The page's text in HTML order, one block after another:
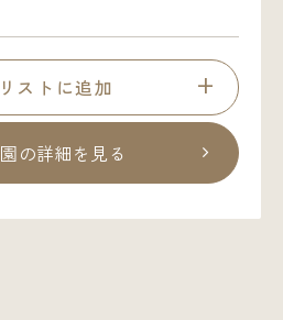
ストに追加
の詳細を見る